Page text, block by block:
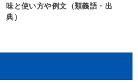
味と使い方や例文（類義語・出
典）